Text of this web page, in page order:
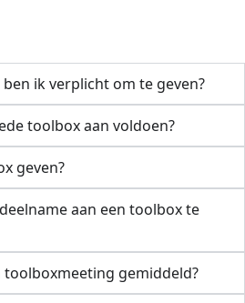
ben ik verplicht om te geven?
toolbox aan voldoen?
geven?
aan een toolbox te
toolboxmeeting gemiddeld?